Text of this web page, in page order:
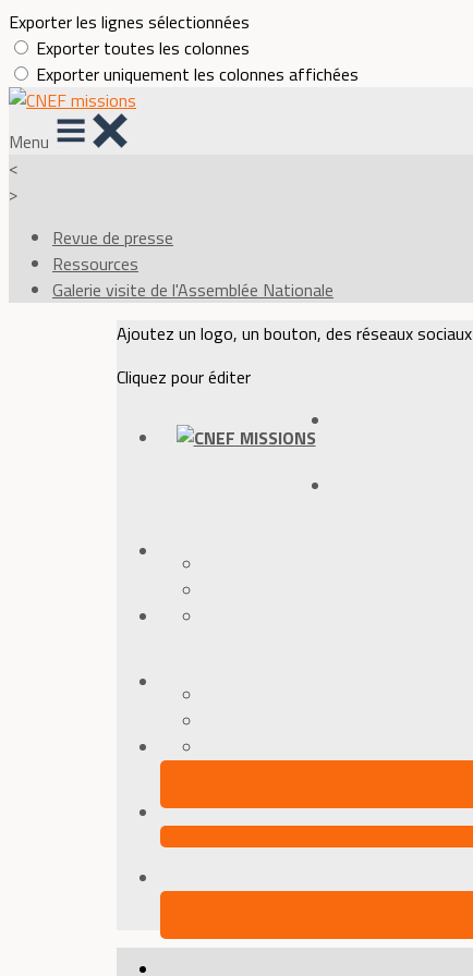
Exporter les lignes sélectionnées
Exporter toutes les colonnes
Exporter uniquement les colonnes affichées
Menu
<
>
Revue de presse
Ressources
Galerie visite de l'Assemblée Nationale
Ajoutez un logo, un bouton, des réseaux sociaux
Cliquez pour éditer